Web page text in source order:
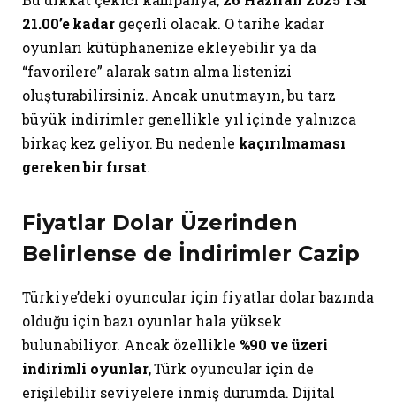
21.00’e kadargeçerli olacak. O tarihe kadar
oyunları kütüphanenize ekleyebilir ya da
“favorilere” alarak satın alma listenizi
oluşturabilirsiniz. Ancak unutmayın, bu tarz
büyük indirimler genellikle yıl içinde yalnızca
birkaç kez geliyor. Bu nedenle kaçırılmaması
gereken bir fırsat.
Fiyatlar Dolar Üzerinden
Belirlense de İndirimler Cazip
Türkiye’deki oyuncular için fiyatlar dolar bazında
olduğu için bazı oyunlar hala yüksek
bulunabiliyor. Ancak özellikle %90 ve üzeri
indirimli oyunlar, Türk oyuncular için de
erişilebilir seviyelere inmiş durumda. Dijital